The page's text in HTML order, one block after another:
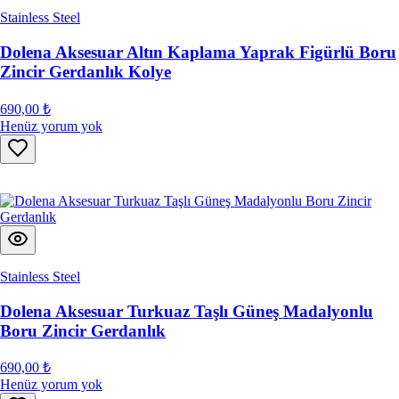
Stainless Steel
Dolena Aksesuar Altın Kaplama Yaprak Figürlü Boru
Zincir Gerdanlık Kolye
690,00 ₺
Henüz yorum yok
Stainless Steel
Dolena Aksesuar Turkuaz Taşlı Güneş Madalyonlu
Boru Zincir Gerdanlık
690,00 ₺
Henüz yorum yok